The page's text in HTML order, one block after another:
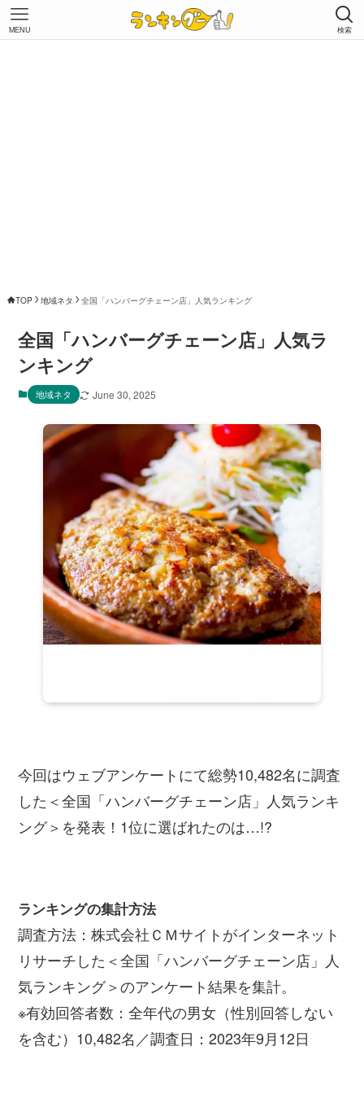
検索
MENU
TOP 地域ネタ 全国「ハンバーグチェーン店」人気ランキング
全国「ハンバーグチェーン店」人気ラ
ンキング
地域ネタ June 30, 2025
今回はウェブアンケートにて総勢10,482名に調査
した＜全国「ハンバーグチェーン店」人気ランキ
ング＞を発表！1位に選ばれたのは…!?
ランキングの集計方法
調査方法：株式会社ＣＭサイトがインターネット
リサーチした＜全国「ハンバーグチェーン店」人
気ランキング＞のアンケート結果を集計。
※有効回答者数：全年代の男女（性別回答しない
を含む）10,482名／調査日：2023年9月12日